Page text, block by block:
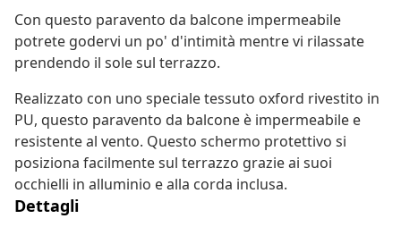
Con questo paravento da balcone impermeabile
potrete godervi un po' d'intimità mentre vi rilassate
prendendo il sole sul terrazzo.
Realizzato con uno speciale tessuto oxford rivestito in
PU, questo paravento da balcone è impermeabile e
resistente al vento. Questo schermo protettivo si
posiziona facilmente sul terrazzo grazie ai suoi
occhielli in alluminio e alla corda inclusa.
Dettagli